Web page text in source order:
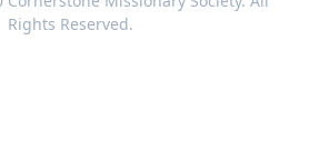
Rights Reserved.